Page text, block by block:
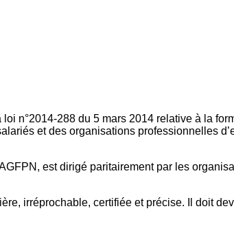
n°2014-288 du 5 mars 2014 relative à la
et des organisations professionnelles
est dirigé paritairement par les
irréprochable, certifiée et précise. Il doit